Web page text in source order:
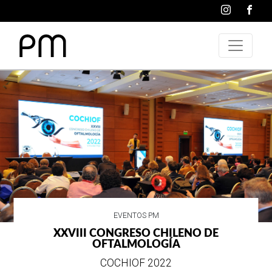
VIDA SOCIAL
WRANGLER CELEBRA SUS 75 AÑOS DE
ESTILO E HISTORIA
EN SU MES DE ANIVERSARIO...